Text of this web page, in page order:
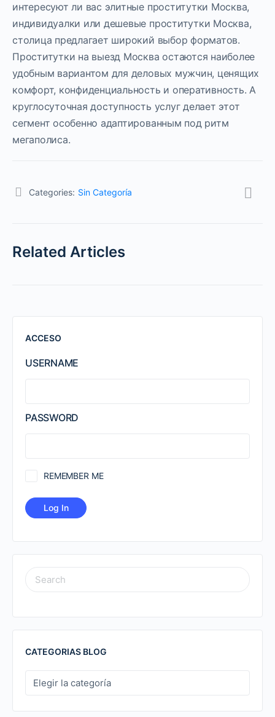
интересуют ли вас элитные проститутки Москва,
индивидуалки или дешевые проститутки Москва,
столица предлагает широкий выбор форматов.
Проститутки на выезд Москва остаются наиболее
удобным вариантом для деловых мужчин, ценящих
комфорт, конфиденциальность и оперативность. А
круглосуточная доступность услуг делает этот
сегмент особенно адаптированным под ритм
мегаполиса.
Categories: Sin Categoría
Related Articles
ACCESO
USERNAME
PASSWORD
REMEMBER ME
SEARCH
FOR:
CATEGORIAS BLOG
CATEGORIAS
BLOG